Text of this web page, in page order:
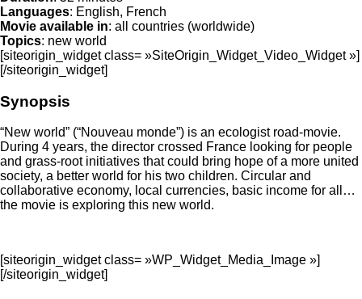
Languages: English, French
Movie available in: all countries (worldwide)
Topics: new world
[siteorigin_widget class= »SiteOrigin_Widget_Video_Widget »]
[/siteorigin_widget]
Synopsis
“New world” (“Nouveau monde”) is an ecologist road-movie.
During 4 years, the director crossed France looking for people
and grass-root initiatives that could bring hope of a more united
society, a better world for his two children. Circular and
collaborative economy, local currencies, basic income for all…
the movie is exploring this new world.
[siteorigin_widget class= »WP_Widget_Media_Image »]
[/siteorigin_widget]